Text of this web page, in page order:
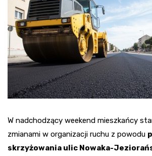
W nadchodzący weekend mieszkańcy
zmianami w organizacji ruchu z powodu
skrzyżowania ulic Nowaka-